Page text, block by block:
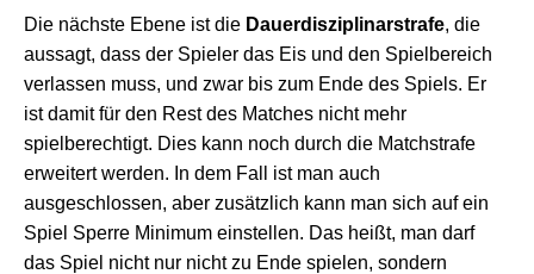
Die nächste Ebene ist die Dauerdisziplinarstrafe, die
aussagt, dass der Spieler das Eis und den Spielbereich
verlassen muss, und zwar bis zum Ende des Spiels. Er
ist damit für den Rest des Matches nicht mehr
spielberechtigt. Dies kann noch durch die Matchstrafe
erweitert werden. In dem Fall ist man auch
ausgeschlossen, aber zusätzlich kann man sich auf ein
Spiel Sperre Minimum einstellen. Das heißt, man darf
das Spiel nicht nur nicht zu Ende spielen, sondern